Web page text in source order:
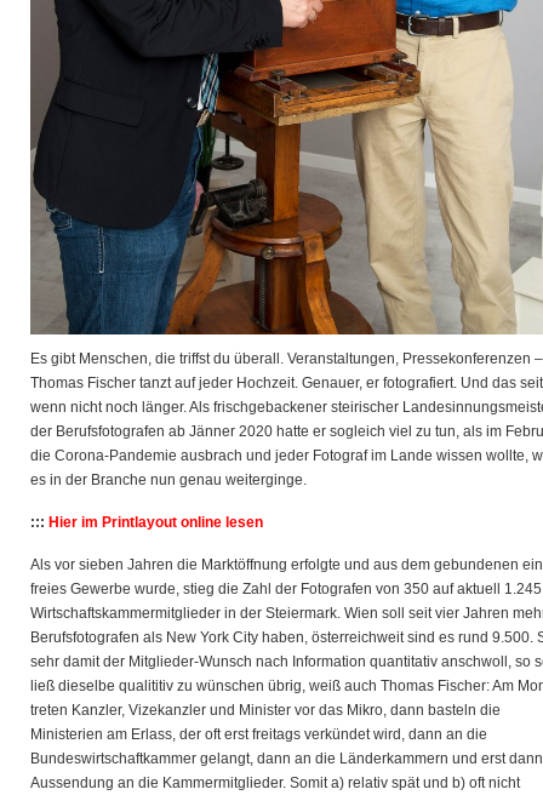
Es gibt Menschen, die triffst du überall. Veranstaltungen, Pressekonferenzen –
Thomas Fischer tanzt auf jeder Hochzeit. Genauer, er fotografiert. Und das
wenn nicht noch länger. Als frischgebackener steirischer
der Berufsfotografen ab Jänner 2020 hatte er sogleich viel zu tun, als im
die Corona-Pandemie ausbrach und jeder Fotograf im Lande wissen wollte,
es in der Branche nun genau weiterginge.
::: Hier im Printlayout online lesen
Als vor sieben Jahren die Marktöffnung erfolgte und aus dem gebundenen ein
freies Gewerbe wurde, stieg die Zahl der Fotografen von 350 auf aktuell 1.245
Wirtschaftskammermitglieder in der Steiermark. Wien soll seit vier Jahren
Berufsfotografen als New York City haben, österreichweit sind es rund 9.500.
sehr damit der Mitglieder-Wunsch nach Information quantitativ anschwoll, so
ließ dieselbe qualititiv zu wünschen übrig, weiß auch Thomas Fischer: Am
treten Kanzler, Vizekanzler und Minister vor das Mikro, dann basteln die
Ministerien am Erlass, der oft erst freitags verkündet wird, dann an die
Bundeswirtschaftkammer gelangt, dann an die Länderkammern und erst
Aussendung an die Kammermitglieder. Somit a) relativ spät und b) oft nicht